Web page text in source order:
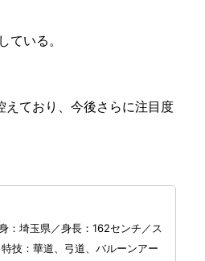
いる。
ており、今後さらに注目度
：埼玉県／​身長：162センチ／ス
技：華道、弓道、バルーンアー